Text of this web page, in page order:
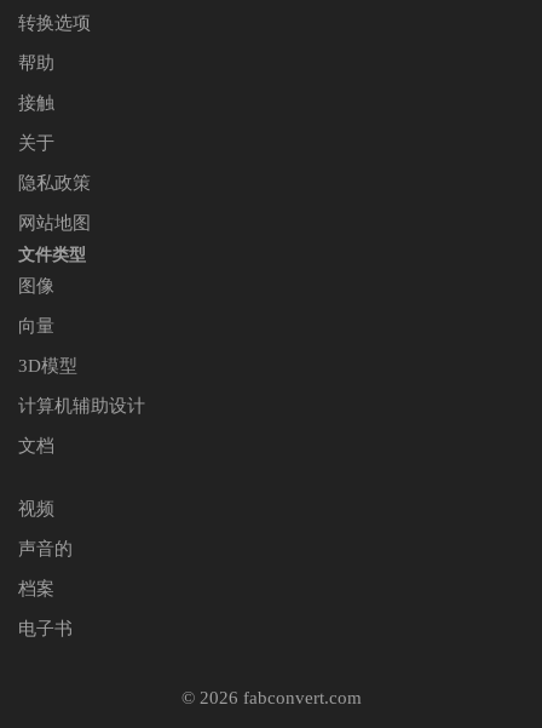
转换选项
帮助
接触
关于
隐私政策
网站地图
文件类型
图像
向量
3D模型
计算机辅助设计
文档
视频
声音的
档案
电子书
© 2026 fabconvert.com